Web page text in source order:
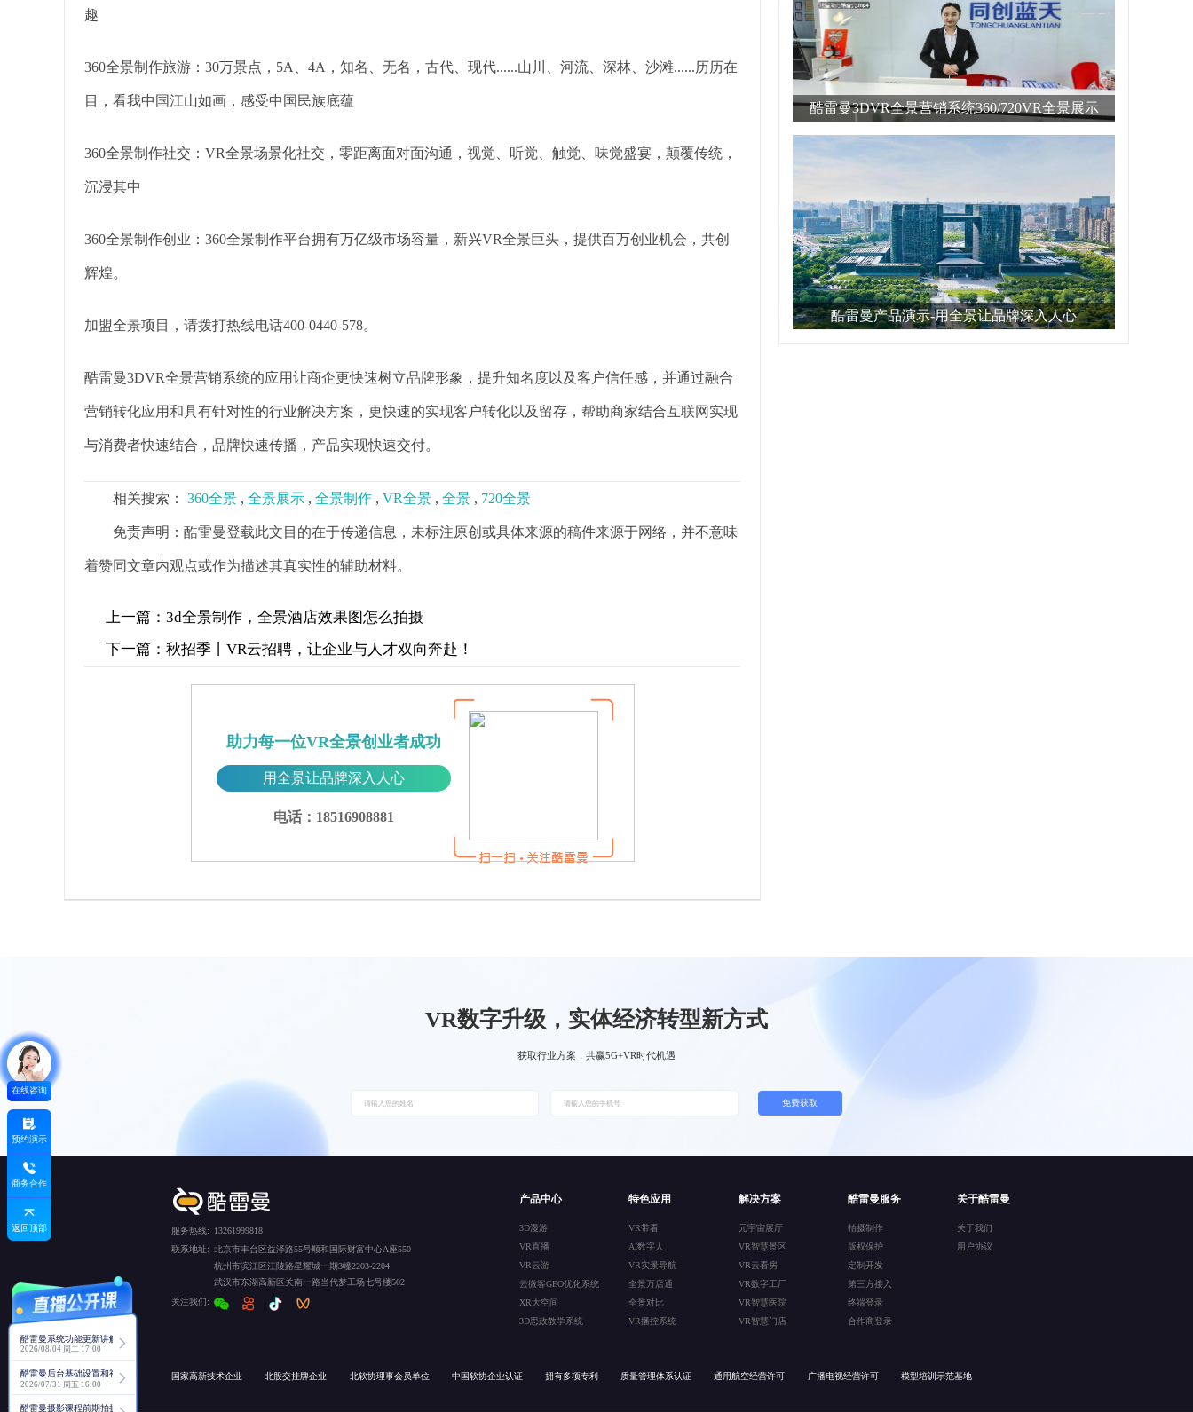
趣
360全景制作旅游：30万景点，5A、4A，知名、无名，古代、现代......山川、河流、深林、沙滩......历历在
目，看我中国江山如画，感受中国民族底蕴
360全景制作社交：VR全景场景化社交，零距离面对面沟通，视觉、听觉、触觉、味觉盛宴，颠覆传统，
沉浸其中
360全景制作创业：360全景制作平台拥有万亿级市场容量，新兴VR全景巨头，提供百万创业机会，共创
辉煌。
加盟全景项目，请拨打热线电话400-0440-578。
酷雷曼3DVR全景营销系统的应用让商企更快速树立品牌形象，提升知名度以及客户信任感，并通过融合
营销转化应用和具有针对性的行业解决方案，更快速的实现客户转化以及留存，帮助商家结合互联网实现
与消费者快速结合，品牌快速传播，产品实现快速交付。
相关搜索： 360全景 , 全景展示 , 全景制作 , VR全景 , 全景 , 720全景
免责声明：酷雷曼登载此文目的在于传递信息，未标注原创或具体来源的稿件来源于网络，并不意味
着赞同文章内观点或作为描述其真实性的辅助材料。
上一篇： 3d全景制作，全景酒店效果图怎么拍摄
下一篇： 秋招季丨VR云招聘，让企业与人才双向奔赴！
助力每一位VR全景创业者成功
用全景让品牌深入人心
电话：18516908881
酷雷曼3DVR全景营销系统360/720VR全景展示
酷雷曼产品演示-用全景让品牌深入人心
在线咨询
预约演示
商务合作
返回顶部
酷雷曼系统功能更新讲解
2026/08/04 周二 17:00
酷雷曼后台基础设置和视角功能详解
2026/07/31 周五 16:00
酷雷曼摄影课程前期拍摄讲解
VR数字升级，实体经济转型新方式
获取行业方案，共赢5G+VR时代机遇
免费获取
服务热线:
13261999818
联系地址: 北京市丰台区益泽路55号顺和国际财富中心A座550
杭州市滨江区江陵路星耀城一期3幢2203-2204
武汉市东湖高新区关南一路当代梦工场七号楼502
关注我们:
产品中心
3D漫游
VR直播
VR云游
云微客GEO优化系统
XR大空间
3D思政教学系统
特色应用
VR带看
AI数字人
VR实景导航
全景万店通
全景对比
VR播控系统
解决方案
元宇宙展厅
VR智慧景区
VR云看房
VR数字工厂
VR智慧医院
VR智慧门店
酷雷曼服务
拍摄制作
版权保护
定制开发
第三方接入
终端登录
合作商登录
关于酷雷曼
关于我们
用户协议
国家高新技术企业 北股交挂牌企业 北软协理事会员单位 中国软协企业认证 拥有多项专利 质量管理体系认证 通用航空经营许可 广播电视经营许可 模型培训示范基地